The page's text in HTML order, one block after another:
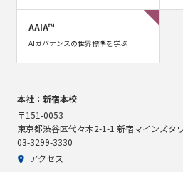
AAIA™
AIガバナンスの世界標準を学ぶ
本社：新宿本校
〒151-0053
東京都渋谷区代々木2-1-1 新宿マインズタ
03-3299-3330
アクセス